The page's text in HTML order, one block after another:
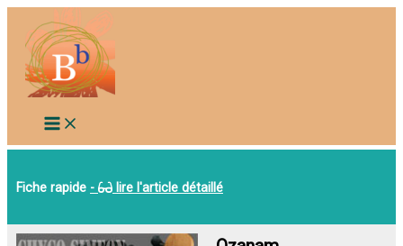
contenu
Fiche rapide - lire l'article détaillé